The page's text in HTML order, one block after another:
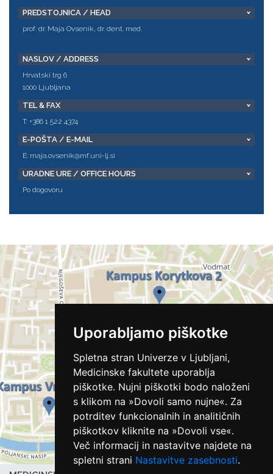
Uporabljamo piškotke
Spletna stran Univerze v Ljubljani,
Medicinske fakultete uporablja
piškotke. Nujni piškotki bodo naloženi
s klikom na »Dovoli samo nujne«. Za
potrditev funkcionalnih in analitičnih
piškotkov kliknite na »Dovoli vse«.
Več informacij in nastavitve najdete na
spletni strani Nastavitve zasebnosti.
PREDSTOJNICA / HEAD
prof. dr. Maja Ovsenik, dr. dent. med.
NASLOV / ADDRESS
Hrvatski trg 6
1000 Ljubljana
TEL & FAX
T: +386 1 522 4374
E-POŠTA / E-MAIL
E: maja.ovsenik@mf.uni-lj.si
URADNE URE / OFFICE HOURS
Po dogovoru